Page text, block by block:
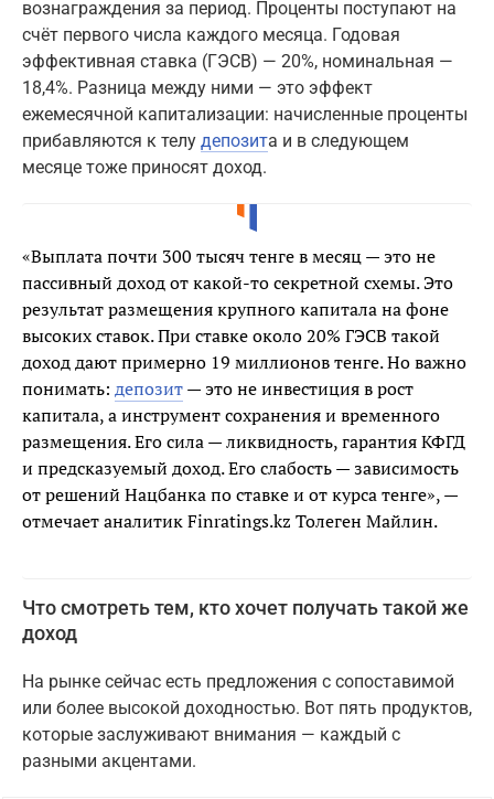
вознаграждения за период. Проценты поступают на
счёт первого числа каждого месяца. Годовая
эффективная ставка (ГЭСВ) — 20%, номинальная —
18,4%. Разница между ними — это эффект
ежемесячной капитализации: начисленные проценты
прибавляются к телу депозита и в следующем
месяце тоже приносят доход.
«Выплата почти 300 тысяч тенге в месяц — это не
пассивный доход от какой-то секретной схемы. Это
результат размещения крупного капитала на фоне
высоких ставок. При ставке около 20% ГЭСВ такой
доход дают примерно 19 миллионов тенге. Но важно
понимать: депозит— это не инвестиция в рост
капитала, а инструмент сохранения и временного
размещения. Его сила — ликвидность, гарантия КФГД
и предсказуемый доход. Его слабость — зависимость
от решений Нацбанка по ставке и от курса тенге», —
отмечает аналитик Finratings.kz Толеген Майлин.
Что смотреть тем, кто хочет получать такой же
доход
На рынке сейчас есть предложения с сопоставимой
или более высокой доходностью. Вот пять продуктов,
которые заслуживают внимания — каждый с
разными акцентами.